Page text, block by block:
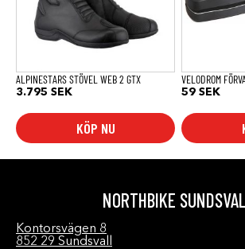
ALPINESTARS STÖVEL WEB 2 GTX
3.795 SEK
KÖP NU
olika
alternativen
kan
produktsidan
VELODROM
59 SEK
NORTHBIKE
Kontorsvägen 8
852 29 Sundsvall